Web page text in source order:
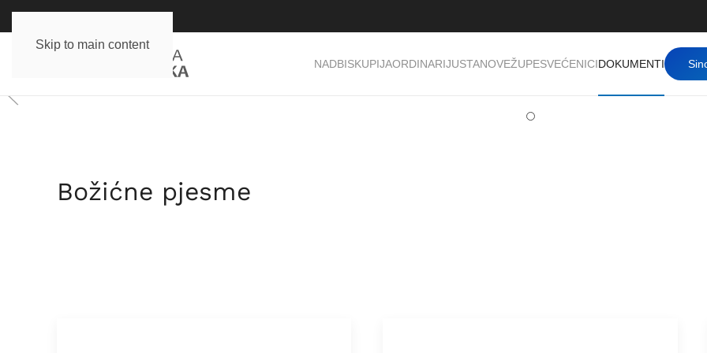
Skip to main content
NADBISKUPIJAORDINARIJUSTANOVEŽUPESVEĆENICIDOKUMENTI
Božićne pjesme